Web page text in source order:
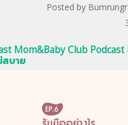
Posted by
Mom&Baby Club Podcast
สบาย